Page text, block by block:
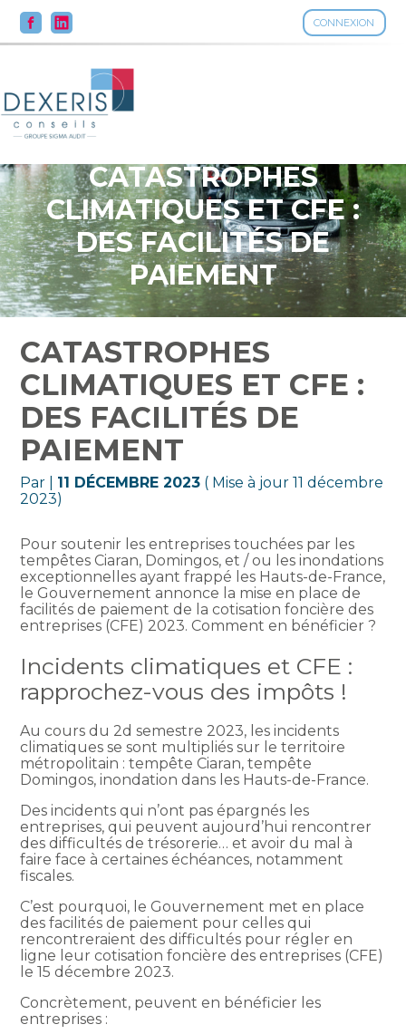
CONNEXION
Aller
au
contenu
CATASTROPHES
CLIMATIQUES ET CFE :
DES FACILITÉS DE
PAIEMENT
CATASTROPHES
CLIMATIQUES ET CFE :
DES FACILITÉS DE
PAIEMENT
Par 11 DÉCEMBRE 2023 ( Mise à jour 11 décembre
2023)
Pour soutenir les entreprises touchées par les
tempêtes Ciaran, Domingos, et / ou les inondations
exceptionnelles ayant frappé les Hauts-de-France,
le Gouvernement annonce la mise en place de
facilités de paiement de la cotisation foncière des
entreprises (CFE) 2023. Comment en bénéficier ?
Incidents climatiques et CFE :
rapprochez-vous des impôts !
Au cours du 2d semestre 2023, les incidents
climatiques se sont multipliés sur le territoire
métropolitain : tempête Ciaran, tempête
Domingos, inondation dans les Hauts-de-France.
Des incidents qui n’ont pas épargnés les
entreprises, qui peuvent aujourd’hui rencontrer
des difficultés de trésorerie… et avoir du mal à
faire face à certaines échéances, notamment
fiscales.
C’est pourquoi, le Gouvernement met en place
des facilités de paiement pour celles qui
rencontreraient des difficultés pour régler en
ligne leur cotisation foncière des entreprises (CFE)
le 15 décembre 2023.
Concrètement, peuvent en bénéficier les
entreprises :